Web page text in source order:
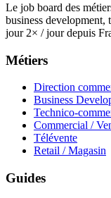
Le job board des
business development,
jour 2× / jour depuis
Métiers
Direction
Business
Technico-
Commercial /
Télévente
Retail / Magasin
Guides